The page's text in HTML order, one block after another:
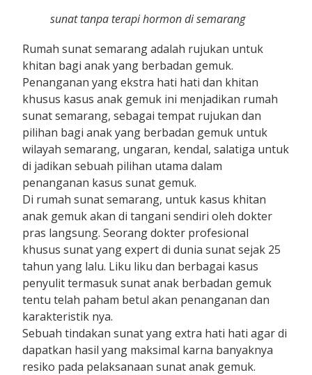
sunat tanpa terapi hormon di semarang
Rumah sunat semarang adalah rujukan untuk
khitan bagi anak yang berbadan gemuk.
Penanganan yang ekstra hati hati dan khitan
khusus kasus anak gemuk ini menjadikan rumah
sunat semarang, sebagai tempat rujukan dan
pilihan bagi anak yang berbadan gemuk untuk
wilayah semarang, ungaran, kendal, salatiga untuk
di jadikan sebuah pilihan utama dalam
penanganan kasus sunat gemuk.
Di rumah sunat semarang, untuk kasus khitan
anak gemuk akan di tangani sendiri oleh dokter
pras langsung. Seorang dokter profesional
khusus sunat yang expert di dunia sunat sejak 25
tahun yang lalu. Liku liku dan berbagai kasus
penyulit termasuk sunat anak berbadan gemuk
tentu telah paham betul akan penanganan dan
karakteristik nya.
Sebuah tindakan sunat yang extra hati hati agar di
dapatkan hasil yang maksimal karna banyaknya
resiko pada pelaksanaan sunat anak gemuk.